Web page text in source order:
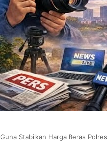
Guna Stabilkan Harga Beras Polres